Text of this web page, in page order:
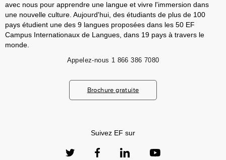
avec nous pour apprendre une langue et vivre l'immersion dans
une nouvelle culture. Aujourd'hui, des étudiants de plus de 100
pays étudient une des 9 langues proposées dans les 50 EF
Campus Internationaux de Langues, dans 19 pays à travers le
monde.
Appelez-nous 1 866 386 7080
Brochure gratuite
Suivez EF sur